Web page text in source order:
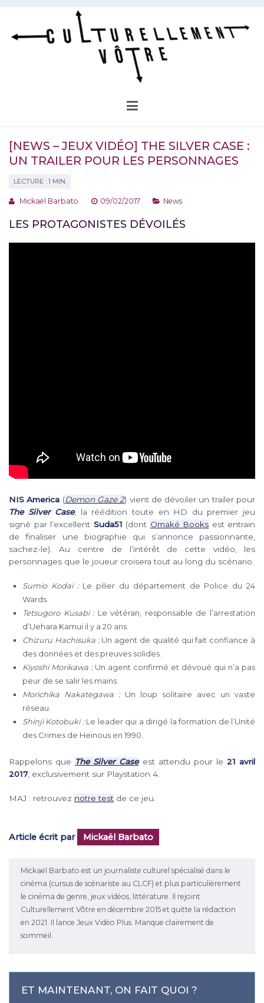
Aller
contenu
[NEWS – JEUX VIDÉO] THE SILVER CASE :
UN TRAILER POUR LES PERSONNAGES
Mickaël Barbato 09/02/2017 News
LES PROTAGONISTES DÉVOILÉS
NIS America (Demon Gaze 2) vient de dévoiler un trailer pour
The Silver Case, la réédition toute en HD du premier jeu
signé par l’excellent Suda51 (dont Omaké Books est entrain
de finaliser une biographie qui s’annonce passionnante,
sachez-le). Au centre de l’intérêt de cette vidéo, les
personnages que le joueur croisera tout au long du scénario.
Sumio Kodai :Le pilier du département de Police du 24
Wards.
Tetsugoro Kusabi :Le vétéran, responsable de l’arrestation
d’Uehara Kamui il y a 20 ans.
Chizuru Hachisuka :Un agent de qualité qui fait confiance à
des données et des preuves solides.
Kiyoshi Morikawa :Un agent confirmé et dévoué qui n’a pas
peur de se salir les mains.
Morichika Nakategawa :Un loup solitaire avec un vaste
réseau.
Shinji Kotobuki :Le leader qui a dirigé la formation de l’Unité
des Crimes de Heinous en 1990.
Rappelons que The Silver Caseest attendu pour le 21 avril
2017, exclusivement sur Playstation 4.
MAJ : retrouvez notre test de ce jeu.
Article écrit par Mickaël Barbato
Mickaël Barbato est un journaliste culturel spécialisé dans le
cinéma (cursus de scénariste au CLCF) et plus particulièrement
le cinéma de genre, jeux vidéos, littérature. Il rejoint
Culturellement Vôtre en décembre 2015 et quitte la rédaction
en 2021. Il lance Jeux Vidéo Plus. Manque clairement de
sommeil.
ET MAINTENANT, ON FAIT QUOI ?